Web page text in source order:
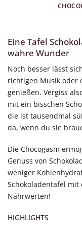
Eine Tafel
wahre Wunder
Noch besser lässt
richtigen Musik oder
genießen. Vergiss
mit ein bisschen
die ist tausendmal
da, wenn du sie
Die Chocogasm
Genuss von
weniger
Schokoladentafel mit
Nährwerten!
HIGHLIGHTS